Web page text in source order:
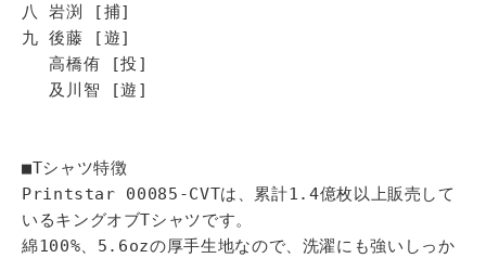
八 岩渕 [捕]
九 後藤 [遊]
高橋侑 [投]
及川智 [遊]
■Tシャツ特徴
Printstar 00085-CVTは、累計1.4億枚以上販売して
いるキングオブTシャツです。
綿100%、5.6ozの厚手生地なので、洗濯にも強いしっか